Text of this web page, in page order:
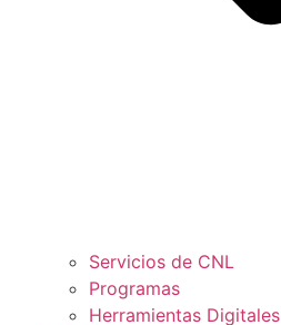
Servicios de CNL
Programas
Herramientas Digitales